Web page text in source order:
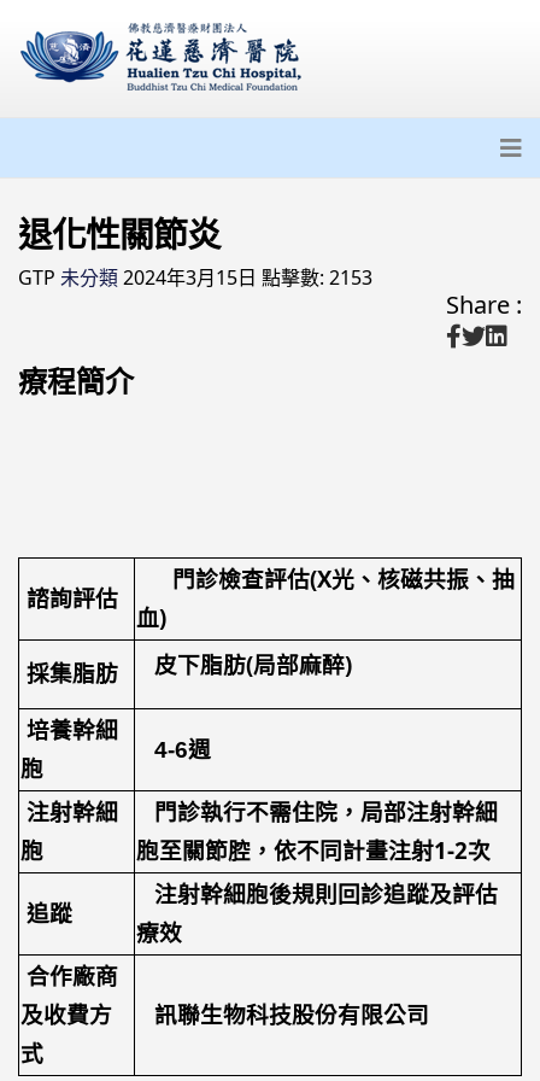
退化性關節炎
GTP 未分類2024年3月15日 點擊數: 2153
Share :
療程簡介
諮詢評估
門診檢查評估(X光、核磁共振、抽
血)
採集脂肪
皮下脂肪(局部麻醉)
培養幹細
胞
4-6週
注射幹細
胞
門診執行不需住院，局部注射幹細
胞至關節腔，依不同計畫注射1-2次
追蹤
注射幹細胞後規則回診追蹤及評估
療效
合作廠商
及收費方
式
訊聯生物科技股份有限公司